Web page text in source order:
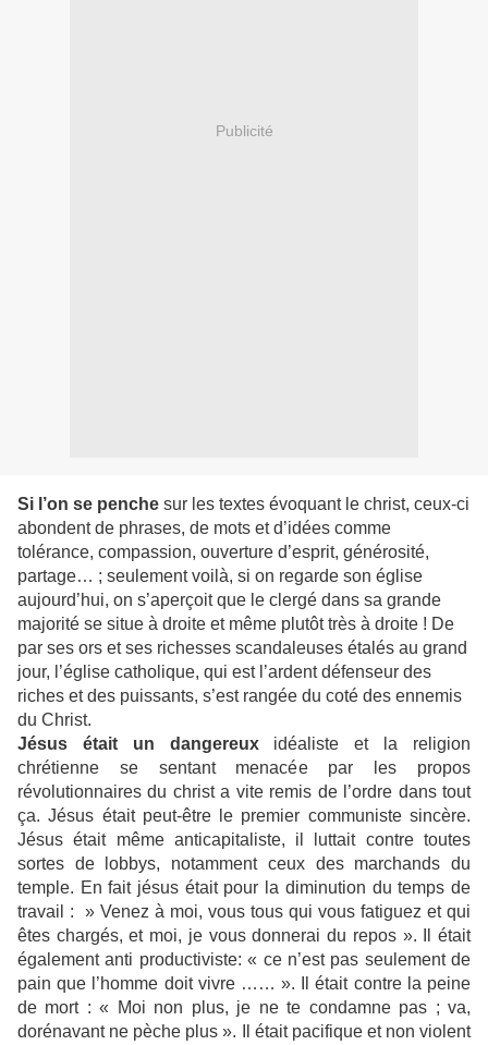
Publicité
Si l’on se penche sur les textes évoquant le christ, ceux-ci
abondent de phrases, de mots et d’idées comme
tolérance, compassion, ouverture d’esprit, générosité,
partage… ; seulement voilà, si on regarde son église
aujourd’hui, on s’aperçoit que le clergé dans sa grande
majorité se situe à droite et même plutôt très à droite ! De
par ses ors et ses richesses scandaleuses étalés au grand
jour, l’église catholique, qui est l’ardent défenseur des
riches et des puissants, s’est rangée du coté des ennemis
du Christ.
Jésus était un dangereuxidéaliste et la religion
chrétienne se sentant menacée par les propos
révolutionnaires du christ a vite remis de l’ordre dans tout
ça. Jésus était peut-être le premier communiste sincère.
Jésus était même anticapitaliste, il luttait contre toutes
sortes de lobbys, notamment ceux des marchands du
temple. En fait jésus était pour la diminution du temps de
travail : » Venez à moi, vous tous qui vous fatiguez et qui
êtes chargés, et moi, je vous donnerai du repos ». Il était
également anti productiviste: « ce n’est pas seulement de
pain que l’homme doit vivre …… ». Il était contre la peine
de mort : « Moi non plus, je ne te condamne pas ; va,
dorénavant ne pèche plus ». Il était pacifique et non violent